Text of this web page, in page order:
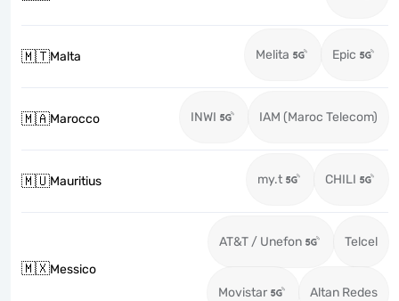
🇲🇹Malta Melita Epic
🇲🇦Marocco INWI IAM (Maroc Telecom)
🇲🇺Mauritius my.t CHILI
🇲🇽Messico
AT&T / Unefon Telcel
Movistar Altan Redes